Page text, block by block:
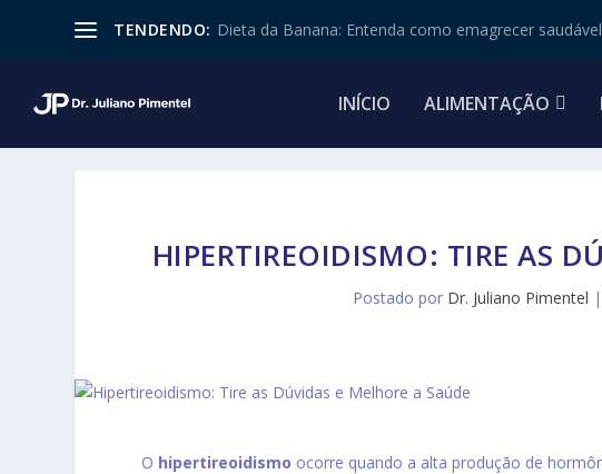
TENDENDO: Dieta da Banana: Entenda como emagrecer saudável
INÍCIO ALIMENTAÇÃO
HIPERTIREOIDISMO: TIRE AS
Postado por Dr. Juliano Pimentel |
O hipertireoidismo ocorre quando a alta produção de